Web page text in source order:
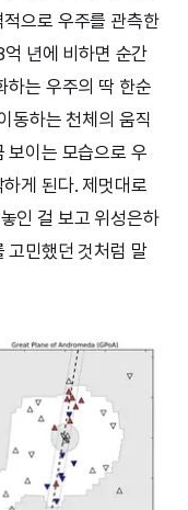
으로 우주를 관측한
년에 비하면 순간
하는 우주의 딱 한순
동하는 천체의 움직
보이는 모습으로 우
게 된다. 제멋대로
인 걸 보고 위성은하
고민했던 것처럼 말